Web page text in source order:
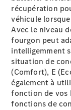
eSprinter
Châssis
Cabine
Électrique
Configurateur
Mercedes-
Benz Store
eVito
récupération
véhicule
Avec le niveau
fourgon peut
intelligemment
situation de
(Comfort), E
également à
fonction de vos
fonctions de